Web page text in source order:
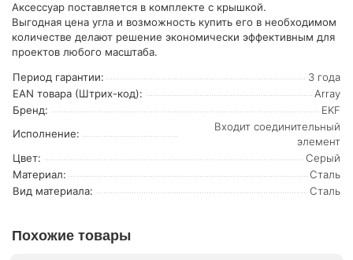
Аксессуар поставляется в комплекте с крышкой.
Выгодная цена угла и возможность купить его в необходимом
количестве делают решение экономически эффективным для
проектов любого масштаба.
Период гарантии:
3 года
EAN товара (Штрих-код):
Array
Бренд:
EKF
Исполнение:
Входит соединительный
элемент
Цвет:
Серый
Материал:
Сталь
Вид материала:
Сталь
Похожие товары